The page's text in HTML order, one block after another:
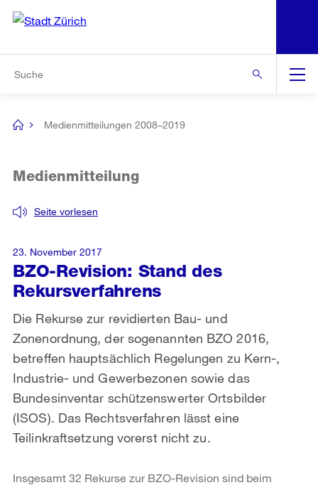
Navigation
[no
Medienmitteilungen 2008–2019
BZO-Revision: Stand des
Rekursverfahrens
Seite vorlesen
Medienmitteilung
Die Rekurse zur revidierten Bau- und
Zonenordnung, der sogenannten BZO 2016,
betreffen hauptsächlich Regelungen zu Kern-,
Industrie- und Gewerbezonen sowie das
Bundesinventar schützenswerter Ortsbilder
(ISOS). Das Rechtsverfahren lässt eine
Teilinkraftsetzung vorerst nicht zu.
23. November 2017
Insgesamt 32 Rekurse zur BZO-Revision sind beim